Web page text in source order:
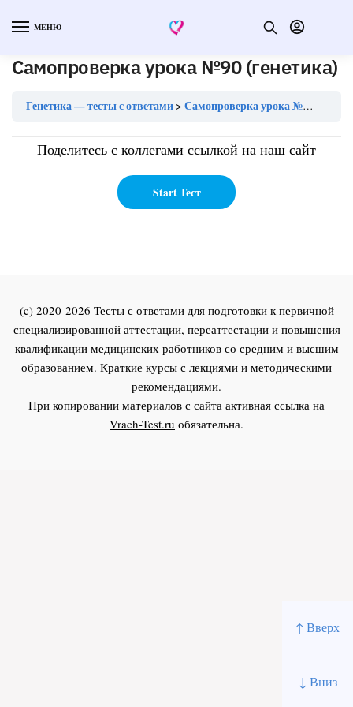
↑ Вверх
↓ Вниз
МЕНЮ
Самопроверка урока №90 (генетика)
Генетика — тесты с ответами Самопроверка урока №90 (генетика)
Поделитесь с коллегами ссылкой на наш сайт
(c) 2020-2026 Тесты с ответами для подготовки к первичной
специализированной аттестации, переаттестации и повышения
квалификации медицинских работников со средним и высшим
образованием. Краткие курсы с лекциями и методическими
рекомендациями.
При копировании материалов с сайта активная ссылка на
Vrach-Test.ru обязательна.